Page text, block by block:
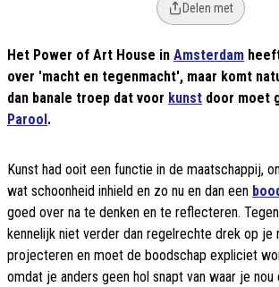
Delen met
Het Power of Art House in Amsterdam
over 'macht en tegenmacht', maar komt
dan banale troep dat voor kunst door moet
Parool .
Kunst had ooit een functie in de maatschappij,
wat schoonheid inhield en zo nu en dan een
goed over na te denken en te reflecteren.
kennelijk niet verder dan regelrechte drek op je
projecteren en moet de boodschap expliciet
omdat je anders geen hol snapt van waar je nou